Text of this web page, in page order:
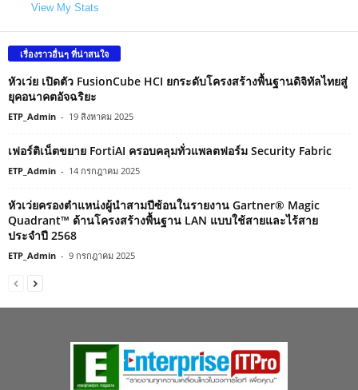
View My Stats
เรื่องราวอื่นๆ ที่น่าสนใจ
หัวเว่ย เปิดตัว FusionCube HCI ยกระดับโครงสร้างพื้นฐานดิจิทัลไทยสู่
ยุคอนาคตอัจฉริยะ
ETP_Admin - 19 สิงหาคม 2025
เฟอร์ติเน็ตขยาย FortiAI ครอบคลุมทั่วแพลตฟอร์ม Security Fabric
ETP_Admin - 14 กรกฎาคม 2025
หัวเว่ยครองตำแหน่งผู้นำสามปีซ้อนในรายงาน Gartner® Magic
Quadrant™ ด้านโครงสร้างพื้นฐาน LAN แบบใช้สายและไร้สาย
ประจำปี 2568
ETP_Admin - 9 กรกฎาคม 2025